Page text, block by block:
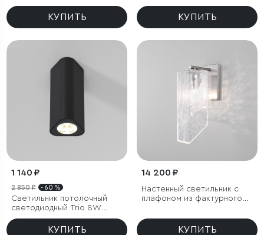
КУПИТЬ
с антибликовой решеткой
Bell 8W 4000K белый
КУПИТЬ
1 140 ₽
2 850 ₽ - 60 %
Светильник потолочный
светодиодный Trio 8W
3000K черный
КУПИТЬ
14 200 ₽
Настенный светильник с
плафоном из фактурного
КУПИТЬ